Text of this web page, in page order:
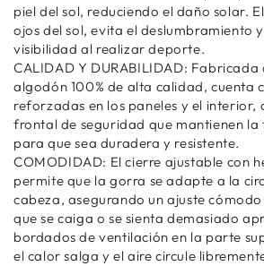
piel del sol, reduciendo el daño solar.
ojos del sol, evita el deslumbramiento
visibilidad al realizar deporte.
CALIDAD Y DURABILIDAD:
algodón 100% de alta calidad, cuenta
reforzadas en los paneles y el interior,
frontal de seguridad que mantienen
para que sea duradera y resistente.
COMODIDAD: El cierre ajustable con
permite que la gorra se adapte a la
cabeza, asegurando un ajuste
que se caiga o se sienta demasiado
bordados de ventilación en la parte
el calor salga y el aire circule